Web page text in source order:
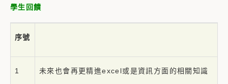
學生回饋
序號
1 未來也會再更精進excel或是資訊方面的相關知識